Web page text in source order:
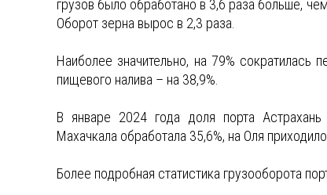
грузов было обработано в 3,6 раза больше,
Оборот зерна вырос в 2,3 раза.
Наиболее значительно, на 79% сократилась
пищевого налива – на 38,9%.
В январе 2024 года доля порта
Махачкала обработала 35,6%, на Оля
Более подробная статистика грузооборота